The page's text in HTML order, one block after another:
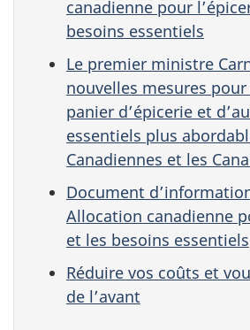
canadienne pour
besoins essentiels
Le premier ministre
nouvelles mesures
panier d’épicerie et
essentiels plus
Canadiennes et les
Document
Allocation canadienne
et les besoins essentiels
Réduire vos coûts et
de l’avant